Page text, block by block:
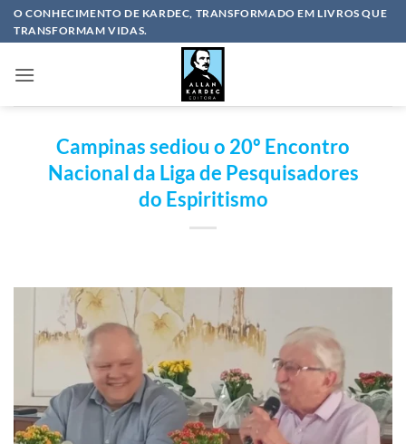
SkipO CONHECIMENTO DE KARDEC, TRANSFORMADO EM LIVROS QUE
TRANSFORMAM VIDAS.
Campinas sediou o 20º Encontro
Nacional da Liga de Pesquisadores
do Espiritismo